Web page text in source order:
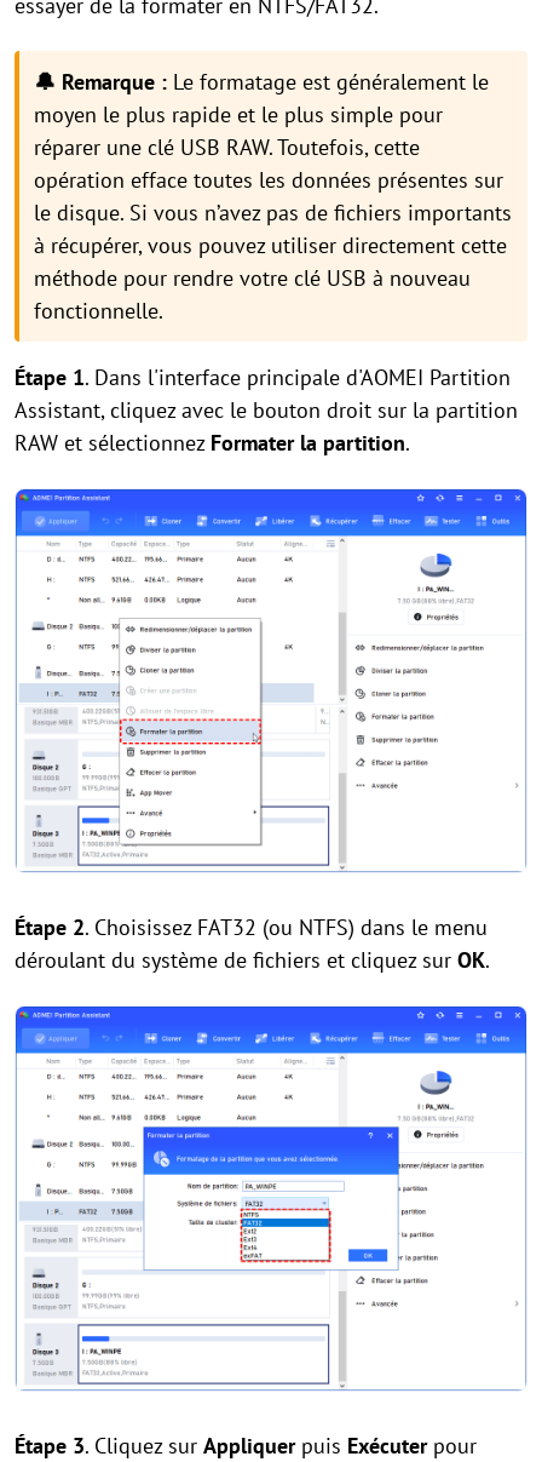
🔔 Remarque : Le formatage est généralement le
moyen le plus rapide et le plus simple pour
réparer une clé USB RAW. Toutefois, cette
opération efface toutes les données présentes sur
le disque. Si vous n’avez pas de fichiers importants
à récupérer, vous pouvez utiliser directement cette
méthode pour rendre votre clé USB à nouveau
fonctionnelle.
Étape 1. Dans l'interface principale d'AOMEI Partition
Assistant, cliquez avec le bouton droit sur la partition
RAW et sélectionnez Formater la partition.
Étape 2. Choisissez FAT32 (ou NTFS) dans le menu
déroulant du système de fichiers et cliquez sur OK.
Étape 3. Cliquez sur Appliquerpuis Exécuter pour